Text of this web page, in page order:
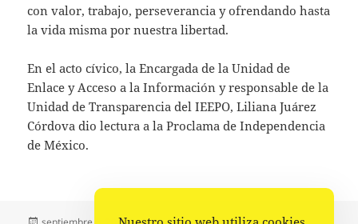
con valor, trabajo, perseverancia y ofrendando hasta
la vida misma por nuestra libertad.
En el acto cívico, la Encargada de la Unidad de
Enlace y Acceso a la Información y responsable de la
Unidad de Transparencia del IEEPO, Liliana Juárez
Córdova dio lectura a la Proclama de Independencia
de México.
Publicado Autor Categorías